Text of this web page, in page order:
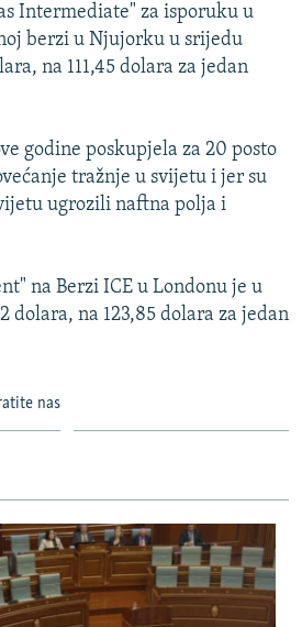
Intermediate" za isporuku u
berzi u Njujorku u srijedu
na 111,45 dolara za jedan
godine poskupjela za 20 posto
tražnje u svijetu i jer su
ugrozili naftna polja i
na Berzi ICE u Londonu je u
dolara, na 123,85 dolara za jedan
nas